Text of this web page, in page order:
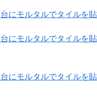
台にモルタルでタイルを
台にモルタルでタイルを
台にモルタルでタイルを